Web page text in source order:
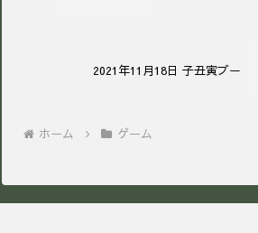
2021年11月18日 子丑寅ブー
ホーム ゲーム